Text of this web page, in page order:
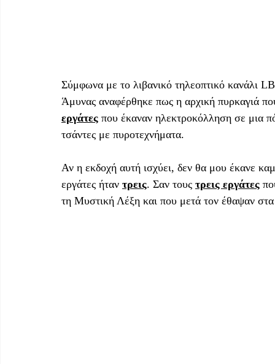
Σύμφωνα με το λιβανικό τηλεοπτικό κανάλι
Άμυνας αναφέρθηκε πως η αρχική πυρκαγιά
εργάτες που έκαναν ηλεκτροκόλληση σε μια
τσάντες με πυροτεχνήματα.
Αν η εκδοχή αυτή ισχύει, δεν θα μου έκανε
εργάτες ήταν τρεις. Σαν τους τρεις εργάτες
τη Μυστική Λέξη και που μετά τον έθαψαν